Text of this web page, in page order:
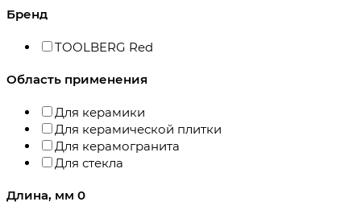
Бренд
TOOLBERG Red
Область применения
Для керамики
Для керамической плитки
Для керамогранита
Для стекла
Длина, мм 0